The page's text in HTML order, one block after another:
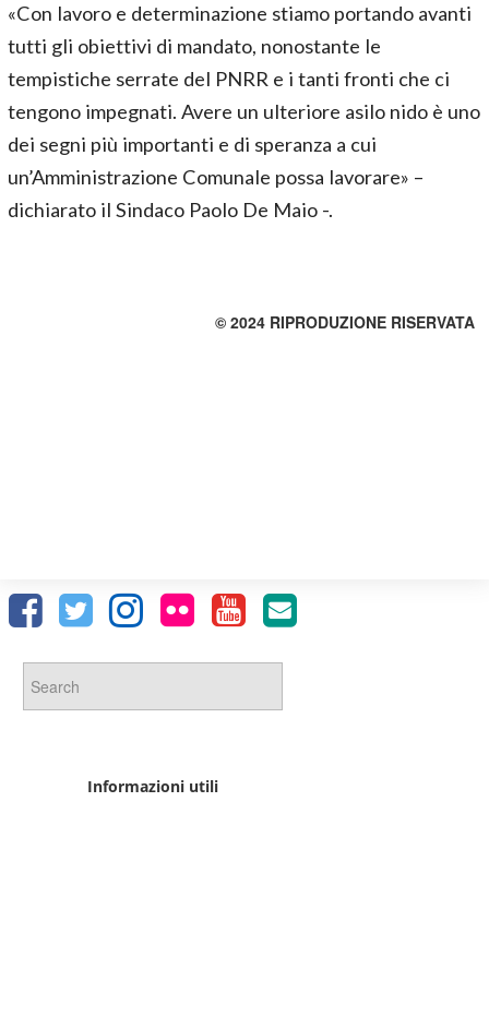
«Con lavoro e determinazione stiamo portando avanti
tutti gli obiettivi di mandato, nonostante le
tempistiche serrate del PNRR e i tanti fronti che ci
tengono impegnati. Avere un ulteriore asilo nido è uno
dei segni più importanti e di speranza a cui
un’Amministrazione Comunale possa lavorare» –
dichiarato il Sindaco Paolo De Maio -.
© 2024 RIPRODUZIONE RISERVATA
Informazioni utili